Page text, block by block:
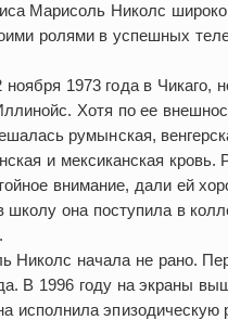
Марисоль Николс широко
ролями в успешных
1973 года в Чикаго,
Хотя по ее
румынская,
и мексиканская кровь.
внимание, дали ей
школу она поступила в
Николс начала не рано.
В 1996 году на экраны
исполнила эпизодическую